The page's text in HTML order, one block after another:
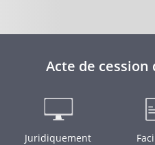
Acte de
Juridiquement